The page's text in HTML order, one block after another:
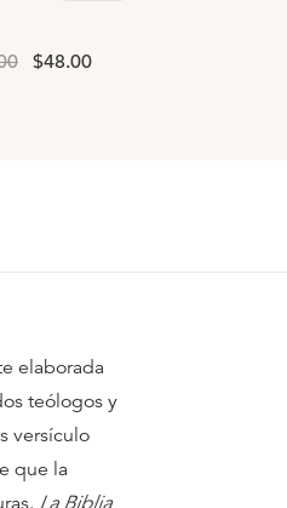
$48.00
elaborada
teólogos y
versículo
que la
La Biblia